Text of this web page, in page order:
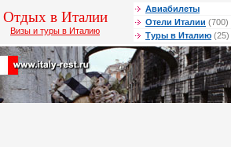
Отдых в Италии
Визы и туры в Италию
Авиабилеты
Отели Италии (700)
Туры в Италию (25)